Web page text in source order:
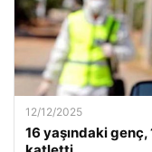
12/12/2025
16 yaşındaki genç,